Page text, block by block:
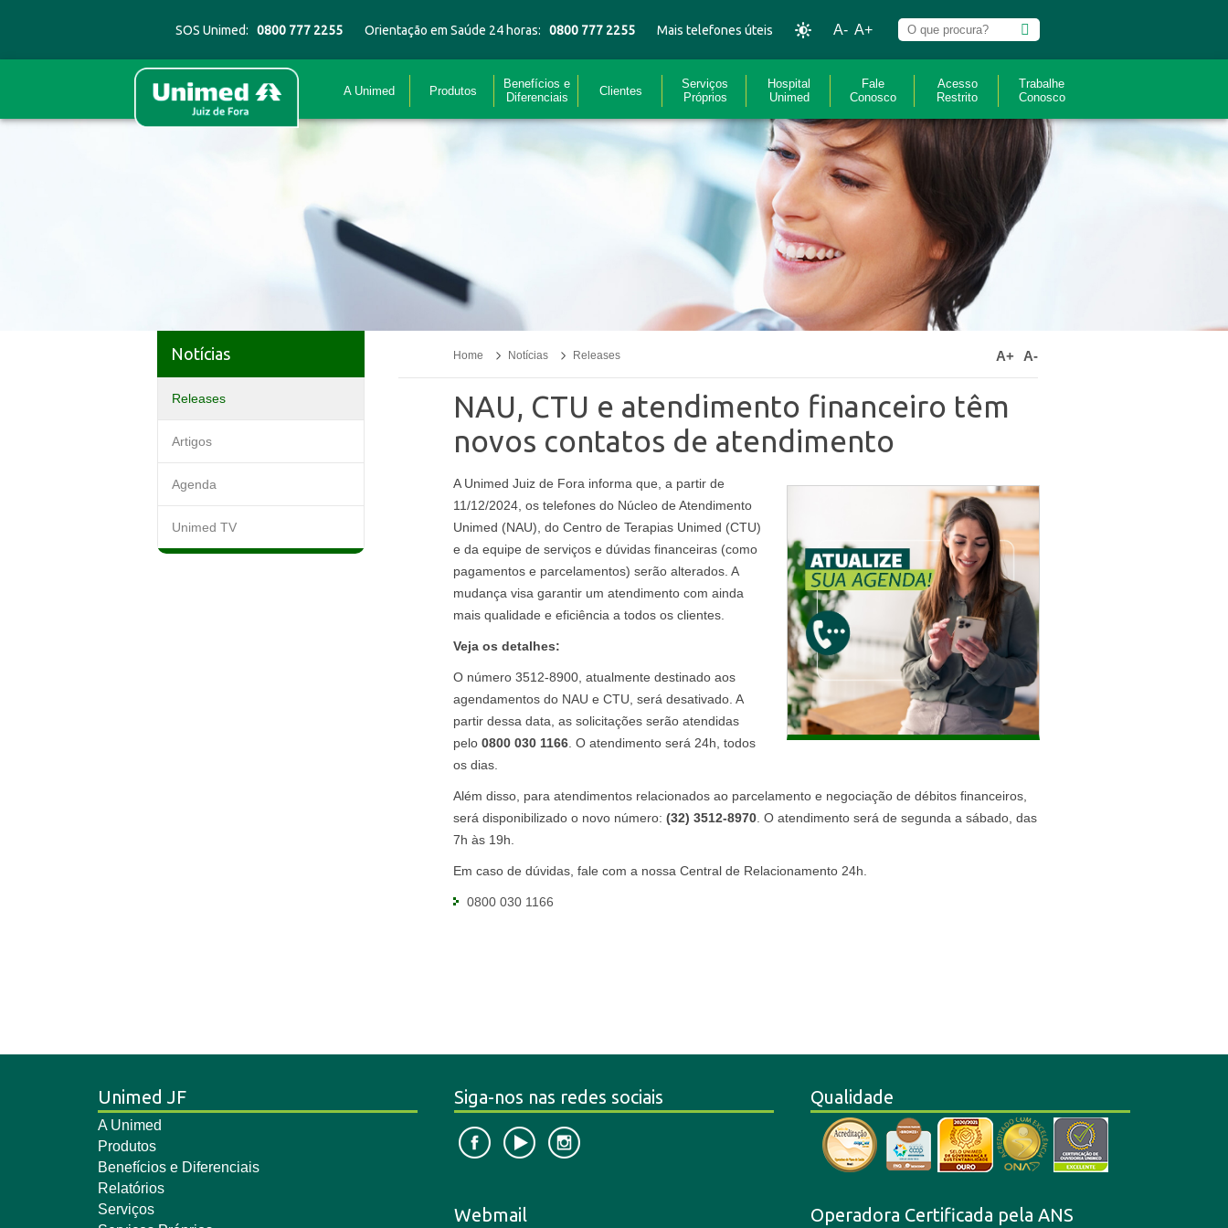
SOS Unimed: 0800 777 2255 Orientação em Saúde 24 horas: 0800 777 2255 Mais telefones úteis A- A+
A Unimed Produtos
Benefícios e
Diferenciais
Clientes
Serviços
Próprios
Hospital
Unimed
Fale
Conosco
Acesso
Restrito
Trabalhe
Conosco
Notícias
Releases
Artigos
Agenda
Unimed TV
Home Notícias Releases A+ A-
NAU, CTU e atendimento financeiro têm
novos contatos de atendimento
A Unimed Juiz de Fora informa que, a partir de
11/12/2024, os telefones do Núcleo de Atendimento
Unimed (NAU), do Centro de Terapias Unimed (CTU)
e da equipe de serviços e dúvidas financeiras (como
pagamentos e parcelamentos) serão alterados. A
mudança visa garantir um atendimento com ainda
mais qualidade e eficiência a todos os clientes.
Veja os detalhes:
O número 3512-8900, atualmente destinado aos
agendamentos do NAU e CTU, será desativado. A
partir dessa data, as solicitações serão atendidas
pelo 0800 030 1166. O atendimento será 24h, todos
os dias.
Além disso, para atendimentos relacionados ao parcelamento e negociação de débitos financeiros,
será disponibilizado o novo número: (32) 3512-8970. O atendimento será de segunda a sábado, das
7h às 19h.
Em caso de dúvidas, fale com a nossa Central de Relacionamento 24h.
0800 030 1166
Unimed JF
A Unimed
Produtos
Benefícios e Diferenciais
Relatórios
Serviços
Siga-nos nas redes sociais
Webmail
Qualidade
Operadora Certificada pela ANS